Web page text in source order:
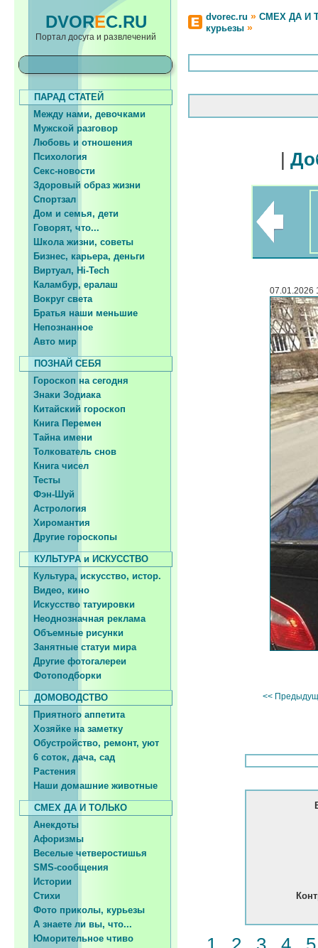
DVOREC.RU
Портал досуга и развлечений
dvorec.ru » СМЕХ ДА И
курьезы »
ПАРАД СТАТЕЙ
Между нами, девочками
Мужской разговор
Любовь и отношения
Психология
Секс-новости
Здоровый образ жизни
Спортзал
Дом и семья, дети
Говорят, что...
Школа жизни, советы
Бизнес, карьера, деньги
Виртуал, Hi-Tech
Каламбур, ералаш
Вокруг света
Братья наши меньшие
Непознанное
Авто мир
ПОЗНАЙ СЕБЯ
Гороскоп на сегодня
Знаки Зодиака
Китайский гороскоп
Книга Перемен
Тайна имени
Толкователь снов
Книга чисел
Тесты
Фэн-Шуй
Астрология
Хиромантия
Другие гороскопы
КУЛЬТУРА и ИСКУССТВО
Культура, искусство, истор.
Видео, кино
Искусство татуировки
Неоднозначная реклама
Объемные рисунки
Занятные статуи мира
Другие фотогалереи
Фотоподборки
ДОМОВОДСТВО
Приятного аппетита
Хозяйке на заметку
Обустройство, ремонт, уют
6 соток, дача, сад
Растения
Наши домашние животные
СМЕХ ДА И ТОЛЬКО
Анекдоты
Афоризмы
Веселые четверостишья
SMS-сообщения
Истории
Стихи
Фото приколы, курьезы
А знаете ли вы, что...
Юморительное чтиво
|
07.01.2026
<<